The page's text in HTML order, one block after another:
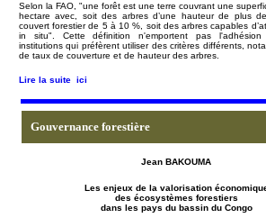
Selon la FAO, "une forêt est une terre couvrant une
hectare avec, soit des arbres d’une hauteur de plus
couvert forestier de 5 à 10 %, soit des arbres capables
in situ". Cette définition n'emportent pas l'adhésion
institutions qui préfèrent utiliser des critères différents,
de taux de couverture et de hauteur des arbres.
Lire la suite ici
Gouvernance forestière
Jean BAKOUMA
Les enjeux de la valorisation
des écosystèmes forestiers
dans les pays du bassin du Congo